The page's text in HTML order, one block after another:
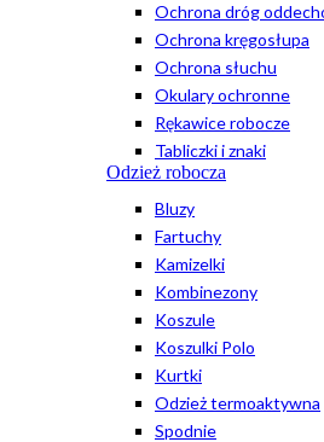
Ochrona dróg
Ochrona kręgosłupa
Ochrona słuchu
Okulary ochronne
Rękawice robocze
Tabliczki i znaki
Odzież robocza
Bluzy
Fartuchy
Kamizelki
Kombinezony
Koszule
Koszulki Polo
Kurtki
Odzież termoaktywna
Spodnie